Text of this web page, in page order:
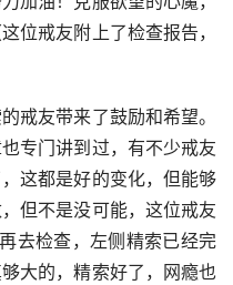
位戒友附上了检查报告，
戒友带来了鼓励和希望。
专门讲到过，有不少戒友
这都是好的变化，但能够
但不是没可能，这位戒友
去检查，左侧精索已经完
大的，精索好了，网瘾也